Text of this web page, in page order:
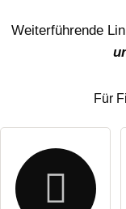
Weiterführende
Für